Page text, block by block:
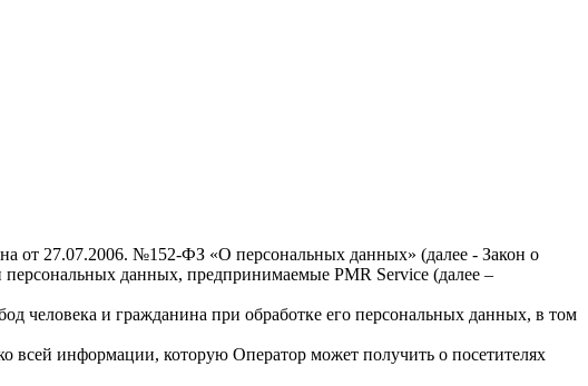
от 27.07.2006. №152-ФЗ «О персональных данных» (далее - Закон о
персональных данных, предпринимаемые PMR Service (далее –
человека и гражданина при обработке его персональных данных, в том
всей информации, которую Оператор может получить о посетителях